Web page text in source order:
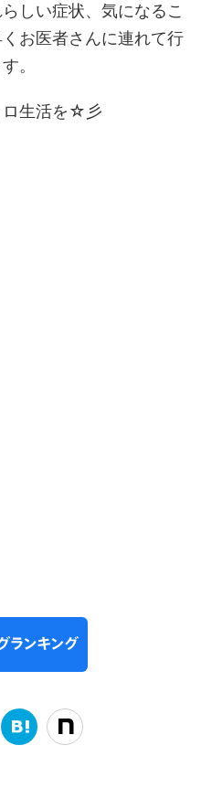
しい症状、気になるこ
お医者さんに連れて行
。
ロ生活を☆彡